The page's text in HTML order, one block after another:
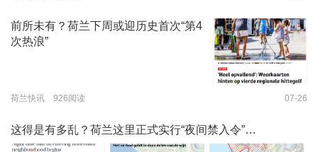
前所未有？荷兰下周或迎历史首次“第4
次热浪”
荷兰快讯 926阅读 07-26
这得是有多乱？荷兰这里正式实行“夜间禁入令”…